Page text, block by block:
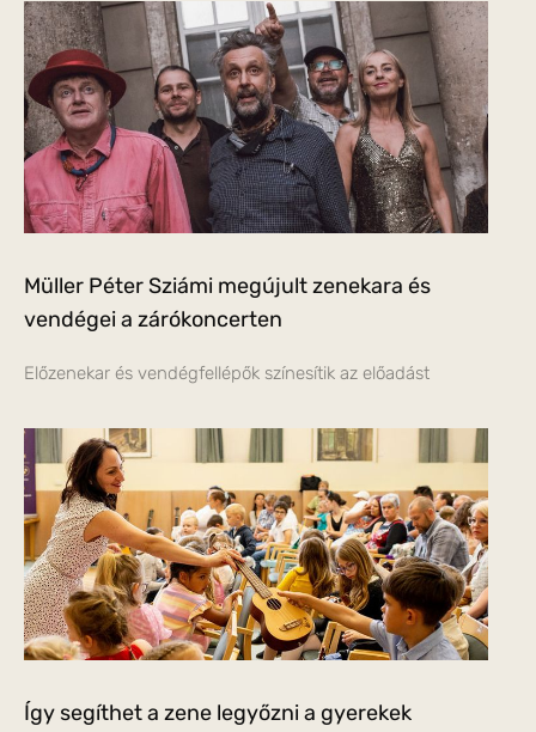
Müller Péter Sziámi megújult zenekara és
vendégei a zárókoncerten
Előzenekar és vendégfellépők színesítik az előadást
Így segíthet a zene legyőzni a gyerekek